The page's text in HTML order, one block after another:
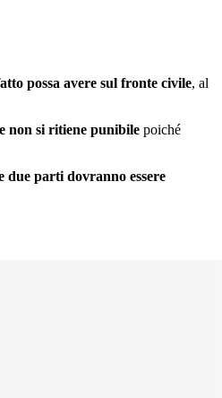
possa avere sul fronte civile, al
non si ritiene punibile poiché
due parti dovranno essere